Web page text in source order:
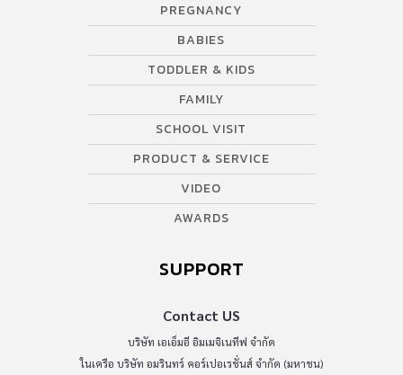
PREGNANCY
BABIES
TODDLER & KIDS
FAMILY
SCHOOL VISIT
PRODUCT & SERVICE
VIDEO
AWARDS
SUPPORT
Contact US
บริษัท เอเอ็มอี อิมเมจิเนทีฟ จำกัด
ในเครือ บริษัท อมรินทร์ คอร์เปอเรชั่นส์ จำกัด (มหาชน)